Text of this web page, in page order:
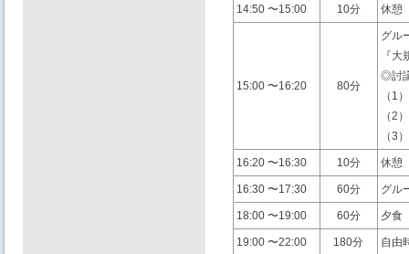
14:50 〜15:00 10分 休憩
15:00 〜16:20 80分
グル
『
◎討
（1
（2
（3
16:20 〜16:30 10分 休憩
16:30 〜17:30 60分 グル
18:00 〜19:00 60分 ⼣⾷
19:00 〜22:00 180分 ⾃由